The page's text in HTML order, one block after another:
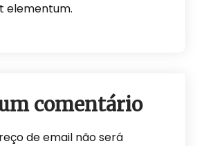
elementum.
comentário
de email não será